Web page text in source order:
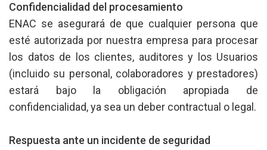
Confidencialidad del procesamiento
ENAC se asegurará de que cualquier persona que
esté autorizada por nuestra empresa para procesar
los datos de los clientes, auditores y los Usuarios
(incluido su personal, colaboradores y prestadores)
estará bajo la obligación apropiada de
confidencialidad, ya sea un deber contractual o legal.
Respuesta ante un incidente de seguridad